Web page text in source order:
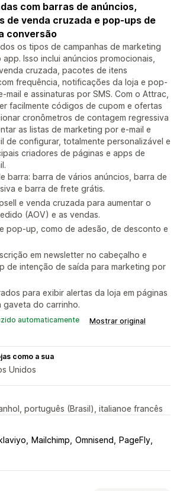
com barras de anúncios,
de venda cruzada e pop-ups de
conversão
os tipos de campanhas de marketing
app. Isso inclui anúncios promocionais,
cruzada, pacotes de itens
frequência, notificações da loja e pop-
mail e assinaturas por SMS. Com o Attrac,
facilmente códigos de cupom e ofertas
cronômetros de contagem regressiva
as listas de marketing por e-mail e
de configurar, totalmente personalizável e
criadores de páginas e apps de
barra: barra de vários anúncios, barra de
e barra de frete grátis.
e venda cruzada para aumentar o
(AOV) e as vendas.
pop-up, como de adesão, de desconto e
em newsletter no cabeçalho e
de intenção de saída para marketing por
para exibir alertas da loja em páginas
do carrinho.
automaticamente Mostrar original
como a sua
Unidos
português (Brasil), italianoe francês
klaviyo Mailchimp Omnisend
PageFly